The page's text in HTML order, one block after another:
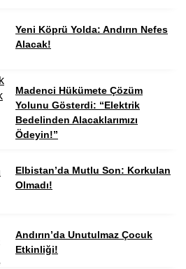
Yeni Köprü Yolda: Andırın Nefes
Alacak!
Madenci Hükümete Çözüm
Yolunu Gösterdi: “Elektrik
Bedelinden Alacaklarımızı
Ödeyin!”
Elbistan’da Mutlu Son: Korkulan
Olmadı!
Andırın’da Unutulmaz Çocuk
Etkinliği!